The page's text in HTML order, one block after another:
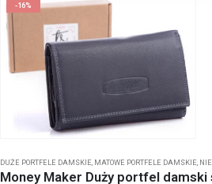
-16%
DUŻE PORTFELE DAMSKIE MATOWE PORTFELE DAMSKIE
Money Maker Duży portfel